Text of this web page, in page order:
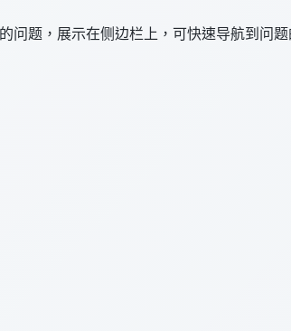
问题，展示在侧边栏上，可快速导航到问题